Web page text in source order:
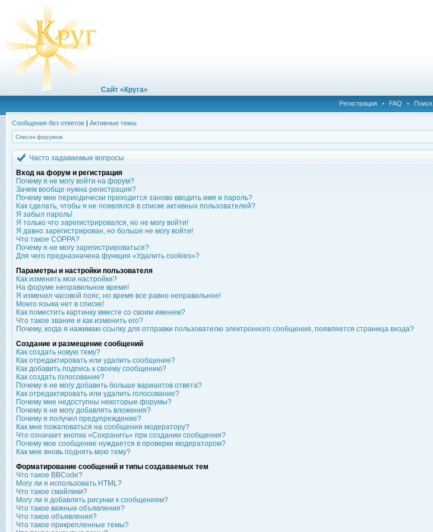
Сайт «Круга»
Регистрация • FAQ • Поиск
Сообщения без ответов | Активные темы
Список форумов
Часто задаваемые вопросы
Вход на форум и регистрация
Почему я не могу войти на форум?
Зачем вообще нужна регистрация?
Почему мне периодически приходится заново вводить имя и пароль?
Как сделать, чтобы я не появлялся в списке активных пользователей?
Я забыл пароль!
Я только что зарегистрировался, но не могу войти!
Я давно зарегистрирован, но больше не могу войти!
Что такое COPPA?
Почему я не могу зарегистрироваться?
Для чего предназначена функция «Удалить cookies»?
Параметры и настройки пользователя
Как изменить мои настройки?
На форуме неправильное время!
Я изменил часовой пояс, но время все равно неправильное!
Моего языка нет в списке!
Как поместить картинку вместе со своим именем?
Что такое звание и как изменить его?
Почему, когда я нажимаю ссылку для отправки пользователю электронного сообщения, появляется страница входа?
Создание и размещение сообщений
Как создать новую тему?
Как отредактировать или удалить сообщение?
Как добавить подпись к своему сообщению?
Как создать голосование?
Почему я не могу добавить больше вариантов ответа?
Как отредактировать или удалить голосование?
Почему мне недоступны некоторые форумы?
Почему я не могу добавлять вложения?
Почему я получил предупреждение?
Как мне пожаловаться на сообщения модератору?
Что означает кнопка «Сохранить» при создании сообщения?
Почему мое сообщение нуждается в проверки модератором?
Как мне вновь поднять мою тему?
Форматирование сообщений и типы создаваемых тем
Что такое BBCode?
Могу ли я использовать HTML?
Что такое смайлики?
Могу ли я добавлять рисунки к сообщениям?
Что такое важные объявления?
Что такое объявления?
Что такое прикрепленные темы?